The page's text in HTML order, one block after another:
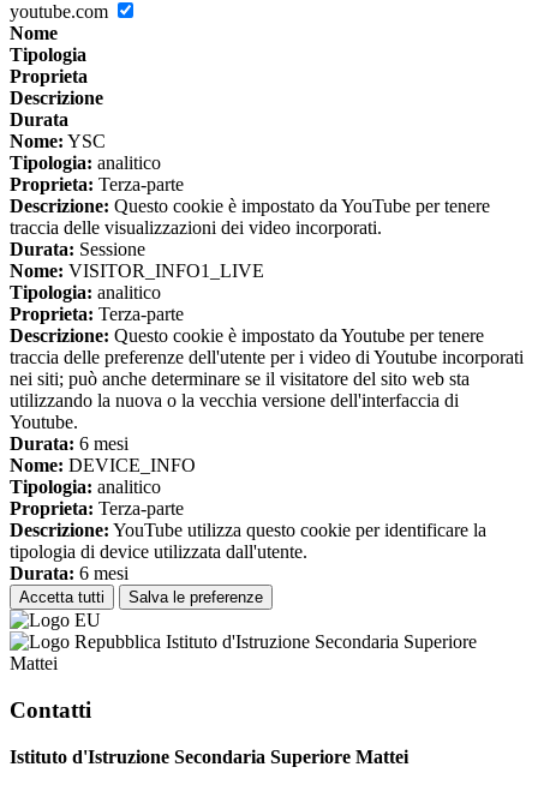
youtube.com
Nome
Tipologia
Proprieta
Descrizione
Durata
Nome: YSC
Tipologia: analitico
Proprieta: Terza-parte
Descrizione: Questo cookie è impostato da YouTube per tenere
traccia delle visualizzazioni dei video incorporati.
Durata: Sessione
Nome: VISITOR_INFO1_LIVE
Tipologia: analitico
Proprieta: Terza-parte
Descrizione: Questo cookie è impostato da Youtube per tenere
traccia delle preferenze dell'utente per i video di Youtube incorporati
nei siti; può anche determinare se il visitatore del sito web sta
utilizzando la nuova o la vecchia versione dell'interfaccia di
Youtube.
Durata: 6 mesi
Nome: DEVICE_INFO
Tipologia: analitico
Proprieta: Terza-parte
Descrizione: YouTube utilizza questo cookie per identificare la
tipologia di device utilizzata dall'utente.
Durata: 6 mesi
Accetta tutti Salva le preferenze
Istituto d'Istruzione Secondaria Superiore
Mattei
Contatti
Istituto d'Istruzione Secondaria Superiore Mattei